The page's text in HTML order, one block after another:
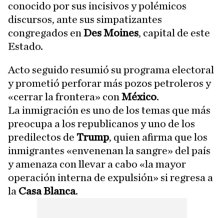
conocido por sus incisivos y polémicos
discursos, ante sus simpatizantes
congregados en Des Moines, capital de este
Estado.
Acto seguido resumió su programa electoral
y prometió perforar más pozos petroleros y
«cerrar la frontera» con México.
La inmigración es uno de los temas que más
preocupa a los republicanos y uno de los
predilectos de Trump, quien afirma que los
inmigrantes «envenenan la sangre» del país
y amenaza con llevar a cabo «la mayor
operación interna de expulsión» si regresa a
la Casa Blanca.